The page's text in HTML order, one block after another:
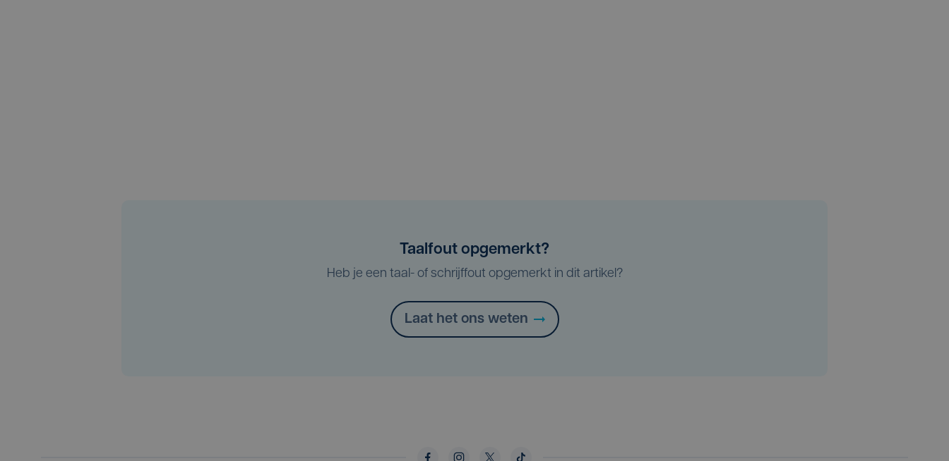
Taalfout opgemerkt?
Heb je een taal- of schrijffout opgemerkt in dit artikel?
Laat het ons weten